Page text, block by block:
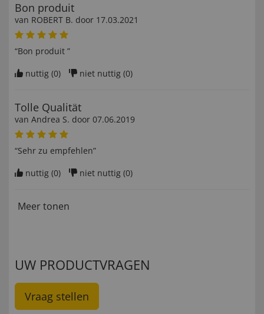
Bon produit
van ROBERT B. door 17.03.2021
“Bon produit ”
nuttig (0) niet nuttig (0)
Tolle Qualität
van Andrea S. door 07.06.2019
“Sehr zu empfehlen”
nuttig (0) niet nuttig (0)
Meer tonen
UW PRODUCTVRAGEN
Vraag stellen